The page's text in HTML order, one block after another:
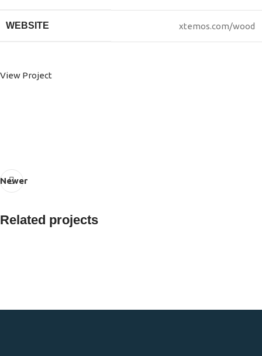
WEBSITE xtemos.com/wood
View Project
Newer
Related projects